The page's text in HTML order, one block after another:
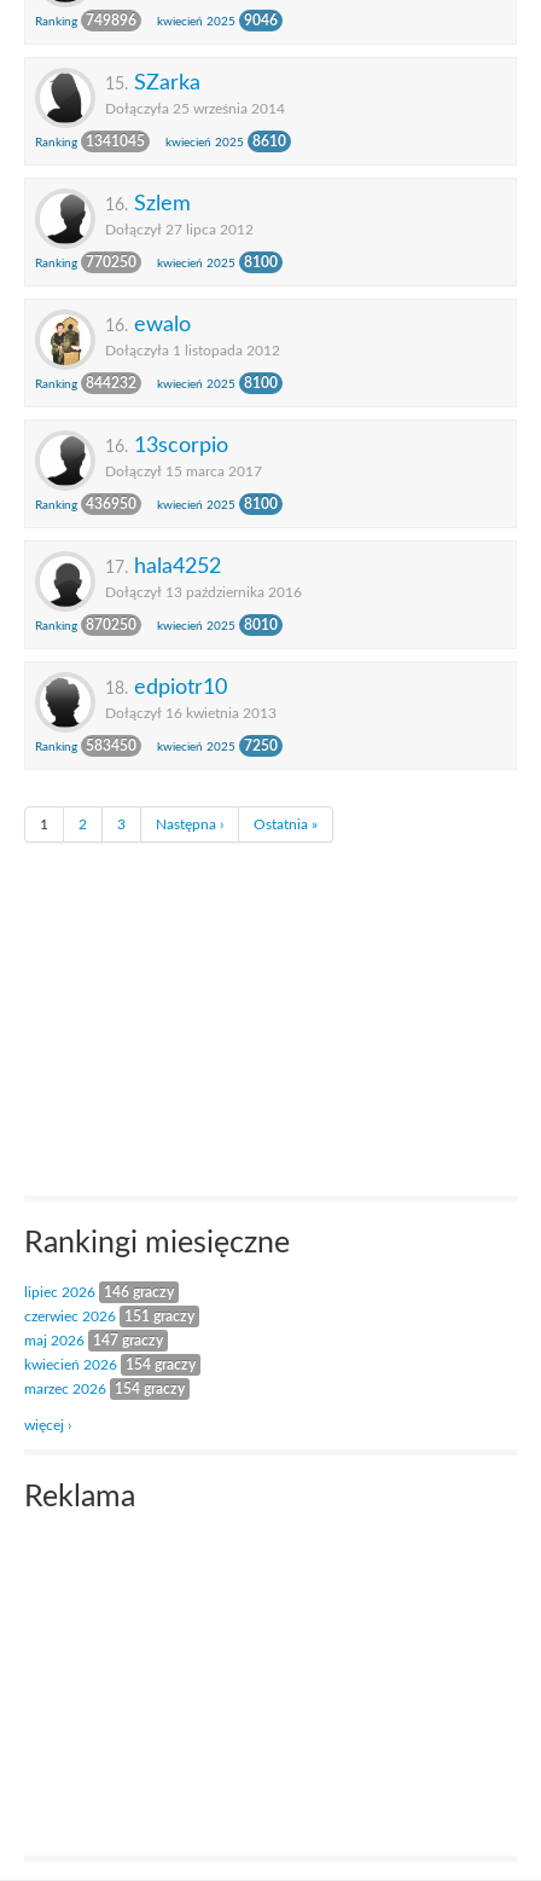
Ranking 749896 kwiecień 2025 9046
15. SZarka
Dołączyła 25 września 2014
Ranking 1341045 kwiecień 2025 8610
16. Szlem
Dołączył 27 lipca 2012
Ranking 770250 kwiecień 2025 8100
16. ewalo
Dołączyła 1 listopada 2012
Ranking 844232 kwiecień 2025 8100
16. 13scorpio
Dołączył 15 marca 2017
Ranking 436950 kwiecień 2025 8100
17. hala4252
Dołączył 13 października 2016
Ranking 870250 kwiecień 2025 8010
18. edpiotr10
Dołączył 16 kwietnia 2013
Ranking 583450 kwiecień 2025 7250
1 2 3 Następna › Ostatnia »
Rankingi miesięczne
lipiec 2026
146 graczy
czerwiec 2026
151 graczy
maj 2026
147 graczy
kwiecień 2026
154 graczy
marzec 2026
154 graczy
więcej ›
Reklama